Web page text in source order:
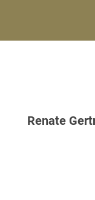
Renate